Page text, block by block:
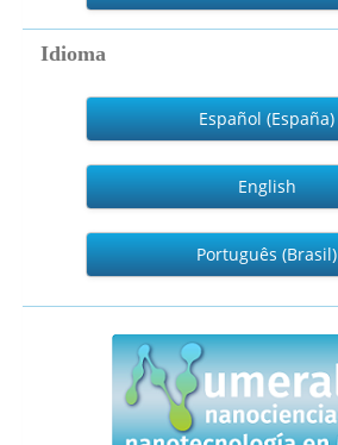
artículo
Idioma
Español (España)
English
Português (Brasil)
numeralia